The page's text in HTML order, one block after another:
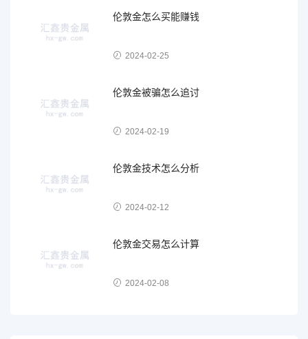
伦敦金怎么买能赚钱
2024-02-25
伦敦金被骗怎么追讨
2024-02-19
伦敦金技术怎么分析
2024-02-12
伦敦金交易怎么计算
2024-02-08